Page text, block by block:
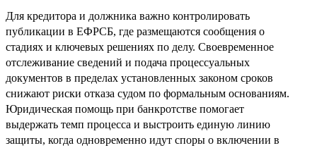
Для кредитора и должника важно контролировать
публикации в ЕФРСБ, где размещаются сообщения о
стадиях и ключевых решениях по делу. Своевременное
отслеживание сведений и подача процессуальных
документов в пределах установленных законом сроков
снижают риски отказа судом по формальным основаниям.
Юридическая помощь при банкротстве помогает
выдержать темп процесса и выстроить единую линию
защиты, когда одновременно идут споры о включении в